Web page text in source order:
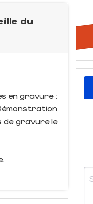
du
en gravure :
de gravure le